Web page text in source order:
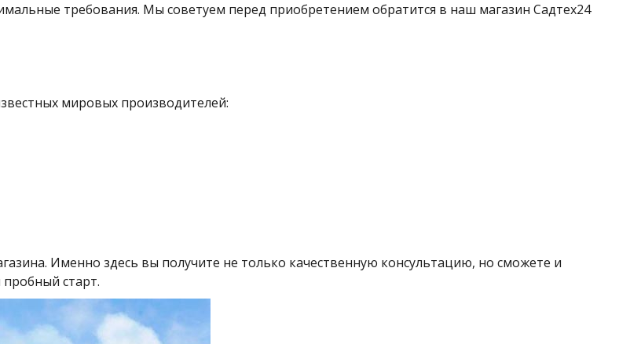
требования. Мы советуем перед приобретением обратится в наш магазин Садтех24
мировых производителей:
Именно здесь вы получите не только качественную консультацию, но сможете и
старт.